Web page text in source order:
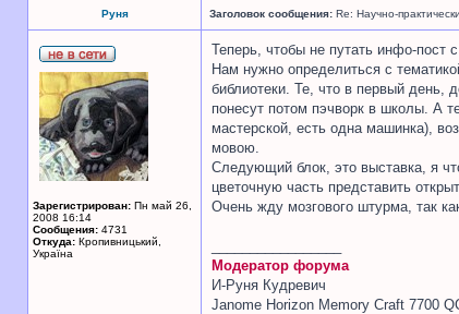
Руня Заголовок сообщения: Re: Научно-
Зарегистрирован: Пн май 26,
2008 16:14
Сообщения: 4731
Откуда: Кропивницький,
Україна
Теперь, чтобы не путать инфо-пост
Нам нужно определиться с
библиотеки. Те, что в первый день,
понесут потом пэчворк в школы. А
мастерской, есть одна машинка),
мовою.
Следующий блок, это выставка, я
цветочную часть представить
Очень жду мозгового штурма, так
Модератор форума
И-Руня Кудревич
Janome Horizon Memory Craft 7700